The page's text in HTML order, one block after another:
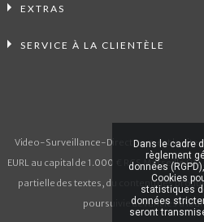
EXTRAS
SERVICE À LA CLIENTÈLE
Video-Surveillance-Direct.com est le site
EURL au capital de 1.000 € RCS Marseille
partielle des textes, du contenu des
poursuivie devant les
Dans le cadre
règlement
données
Cookies
statistiques
données
seront